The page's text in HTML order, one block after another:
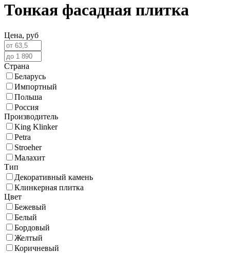
Тонкая фасадная плитка
Цена, руб
Страна
Беларусь
Импортный
Польша
Россия
Производитель
King Klinker
Petra
Stroeher
Малахит
Тип
Декоративный камень
Клинкерная плитка
Цвет
Бежевый
Белый
Бордовый
Желтый
Коричневый